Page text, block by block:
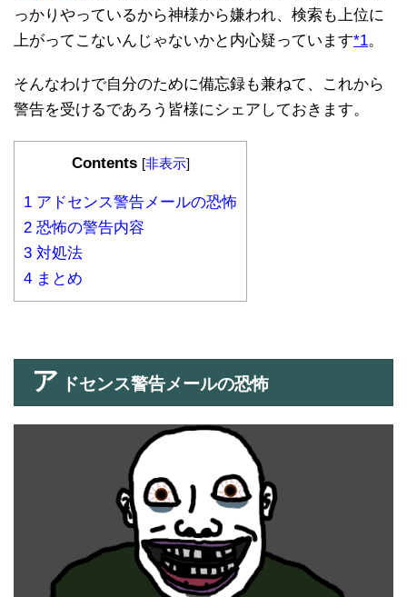
っかりやっているから神様から嫌われ、検索も上位に
上がってこないんじゃないかと内心疑っています*1。
そんなわけで自分のために備忘録も兼ねて、これから
警告を受けるであろう皆様にシェアしておきます。
Contents [非表示]
1 アドセンス警告メールの恐怖
2 恐怖の警告内容
3 対処法
4 まとめ
ア ドセンス警告メールの恐怖